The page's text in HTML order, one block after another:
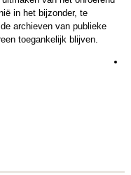
in het bijzonder, te
archieven van publieke
toegankelijk blijven.